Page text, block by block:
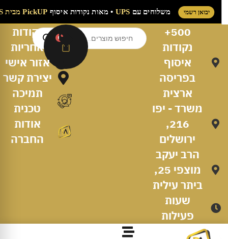
יבואן רשמי משלוחים עם UPS• מאות נקודות איסוףPickUP מבית UPS
500+
נקודות
איסוף
בפריסה
ארצית
משרד - יפו
216,
ירושלים
הרב יעקב
מוצפי 25,
ביתר עילית
שעות
פעילות
0
נקודות
אחריות
אזור אישי
יצירת קשר
תמיכה
טכנית
אודות
החברה